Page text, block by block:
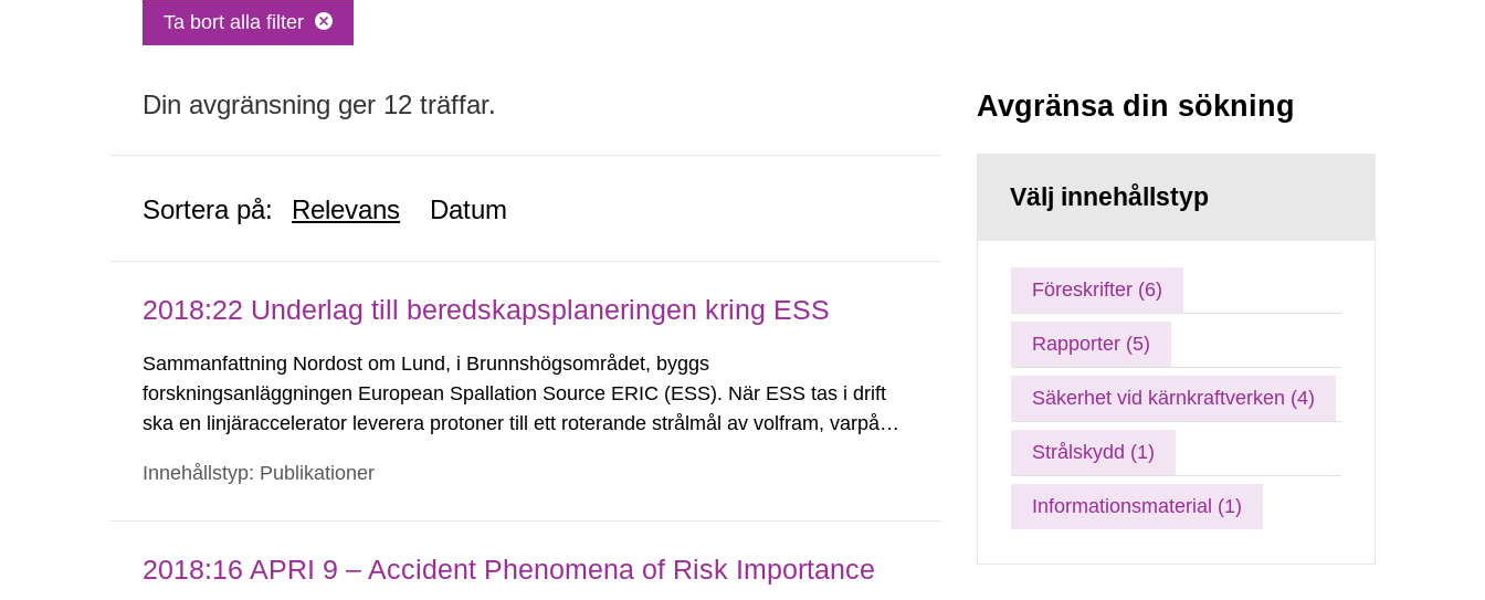
Ta bort alla filter
Din avgränsning ger 12 träffar.
Sortera på: Relevans Datum
2018:22 Underlag till beredskapsplaneringen kring ESS
Sammanfattning Nordost om Lund, i Brunnshögsområdet, byggs
forskningsanläggningen European Spallation Source ERIC (ESS). När ESS tas i drift
ska en linjäraccelerator leverera protoner till ett roterande strålmål av volfram, varpå
komponenter kommer radioaktiva ämnen...
Innehållstyp: Publikationer
2018:16 APRI 9 – Accident Phenomena of Risk Importance
Avgränsa din sökning
Välj innehållstyp
Föreskrifter (6)
Rapporter (5)
Säkerhet vid kärnkraftverken (4)
Strålskydd (1)
Informationsmaterial (1)